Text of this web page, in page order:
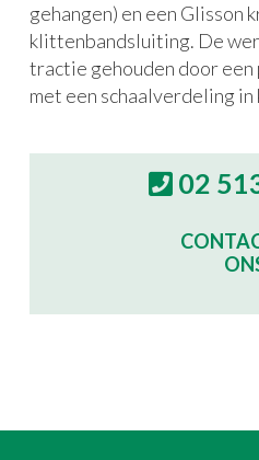
gehangen) en een Glisson
klittenbandsluiting. De
tractie gehouden door
met een schaalverdeling in
02